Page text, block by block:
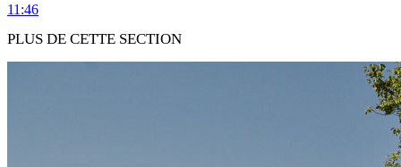
11:46
PLUS DE CETTE SECTION